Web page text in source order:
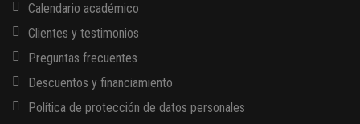
Calendario académico
Clientes y testimonios
Preguntas frecuentes
Descuentos y financiamiento
Política de protección de datos personales